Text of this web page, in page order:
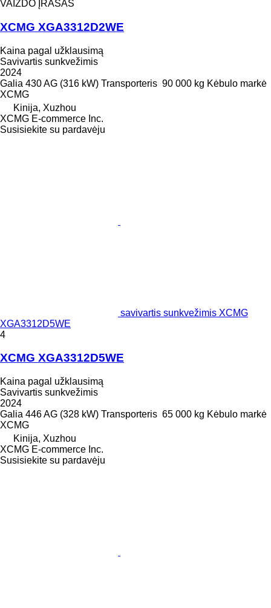
VAIZDO ĮRAŠAS
XCMG XGA3312D2WE
Kaina pagal užklausimą
Savivartis sunkvežimis
2024
Galia 430 AG (316 kW) Transporteris 90 000 kg Kėbulo markė
XCMG
Kinija, Xuzhou
XCMG E-commerce Inc.
Susisiekite su pardavėju
savivartis sunkvežimis XCMG
XGA3312D5WE
4
XCMG XGA3312D5WE
Kaina pagal užklausimą
Savivartis sunkvežimis
2024
Galia 446 AG (328 kW) Transporteris 65 000 kg Kėbulo markė
XCMG
Kinija, Xuzhou
XCMG E-commerce Inc.
Susisiekite su pardavėju